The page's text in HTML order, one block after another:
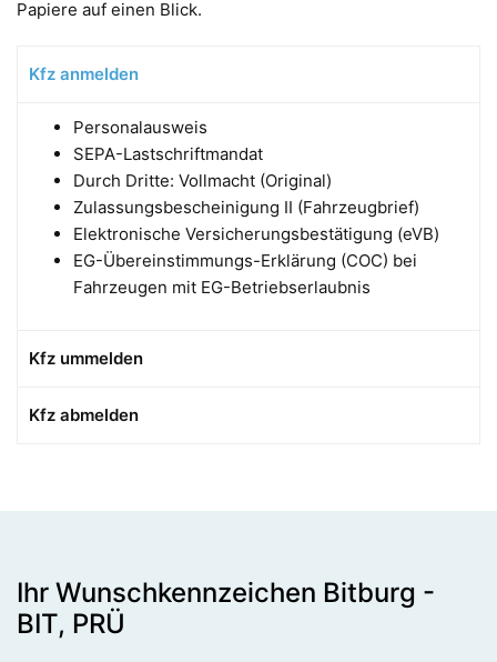
Papiere auf einen Blick.
Kfz anmelden
Personalausweis
SEPA-Lastschriftmandat
Durch Dritte: Vollmacht (Original)
Zulassungsbescheinigung II (Fahrzeugbrief)
Elektronische Versicherungsbestätigung (eVB)
EG-Übereinstimmungs-Erklärung (COC) bei
Fahrzeugen mit EG-Betriebserlaubnis
Kfz ummelden
Kfz abmelden
Ihr Wunschkennzeichen Bitburg -
BIT, PRÜ